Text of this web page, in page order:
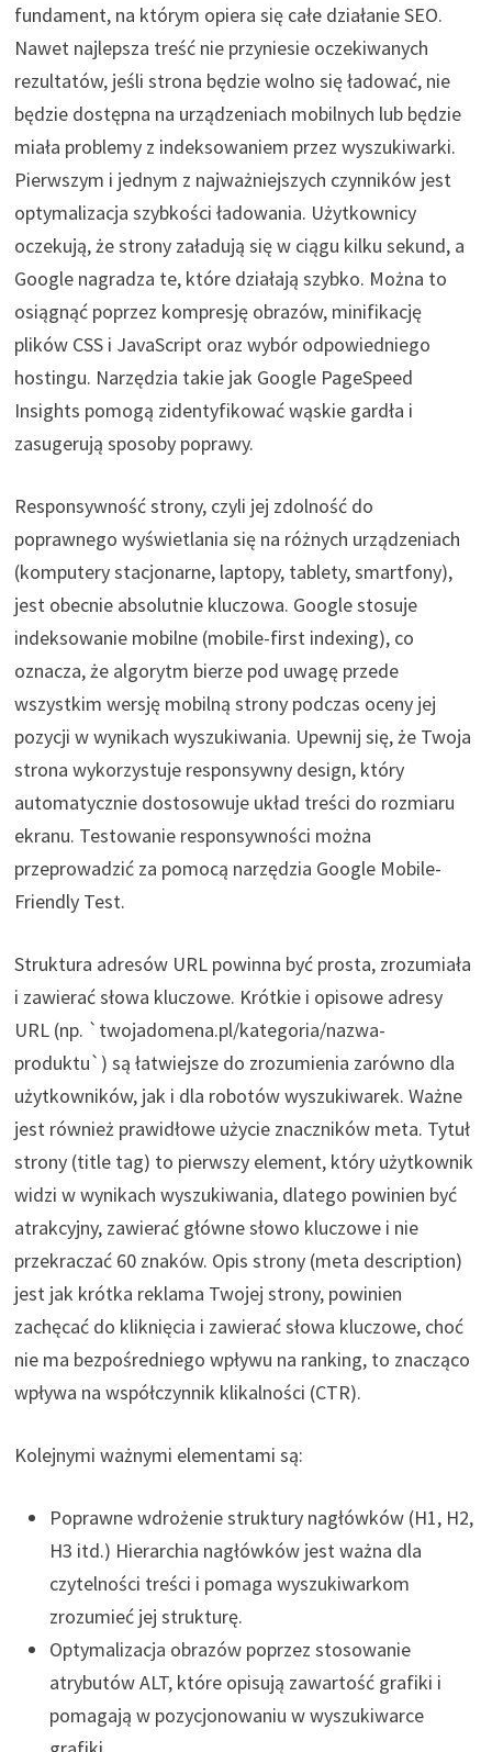
fundament, na którym opiera się całe działanie SEO.
Nawet najlepsza treść nie przyniesie oczekiwanych
rezultatów, jeśli strona będzie wolno się ładować, nie
będzie dostępna na urządzeniach mobilnych lub będzie
miała problemy z indeksowaniem przez wyszukiwarki.
Pierwszym i jednym z najważniejszych czynników jest
optymalizacja szybkości ładowania. Użytkownicy
oczekują, że strony załadują się w ciągu kilku sekund, a
Google nagradza te, które działają szybko. Można to
osiągnąć poprzez kompresję obrazów, minifikację
plików CSS i JavaScript oraz wybór odpowiedniego
hostingu. Narzędzia takie jak Google PageSpeed
Insights pomogą zidentyfikować wąskie gardła i
zasugerują sposoby poprawy.
Responsywność strony, czyli jej zdolność do
poprawnego wyświetlania się na różnych urządzeniach
(komputery stacjonarne, laptopy, tablety, smartfony),
jest obecnie absolutnie kluczowa. Google stosuje
indeksowanie mobilne (mobile-first indexing), co
oznacza, że algorytm bierze pod uwagę przede
wszystkim wersję mobilną strony podczas oceny jej
pozycji w wynikach wyszukiwania. Upewnij się, że Twoja
strona wykorzystuje responsywny design, który
automatycznie dostosowuje układ treści do rozmiaru
ekranu. Testowanie responsywności można
przeprowadzić za pomocą narzędzia Google Mobile-
Friendly Test.
Struktura adresów URL powinna być prosta, zrozumiała
i zawierać słowa kluczowe. Krótkie i opisowe adresy
URL (np. `twojadomena.pl/kategoria/nazwa-
produktu`) są łatwiejsze do zrozumienia zarówno dla
użytkowników, jak i dla robotów wyszukiwarek. Ważne
jest również prawidłowe użycie znaczników meta. Tytuł
strony (title tag) to pierwszy element, który użytkownik
widzi w wynikach wyszukiwania, dlatego powinien być
atrakcyjny, zawierać główne słowo kluczowe i nie
przekraczać 60 znaków. Opis strony (meta description)
jest jak krótka reklama Twojej strony, powinien
zachęcać do kliknięcia i zawierać słowa kluczowe, choć
nie ma bezpośredniego wpływu na ranking, to znacząco
wpływa na współczynnik klikalności (CTR).
Kolejnymi ważnymi elementami są:
Poprawne wdrożenie struktury nagłówków (H1, H2,
H3 itd.) Hierarchia nagłówków jest ważna dla
czytelności treści i pomaga wyszukiwarkom
zrozumieć jej strukturę.
Optymalizacja obrazów poprzez stosowanie
atrybutów ALT, które opisują zawartość grafiki i
pomagają w pozycjonowaniu w wyszukiwarce